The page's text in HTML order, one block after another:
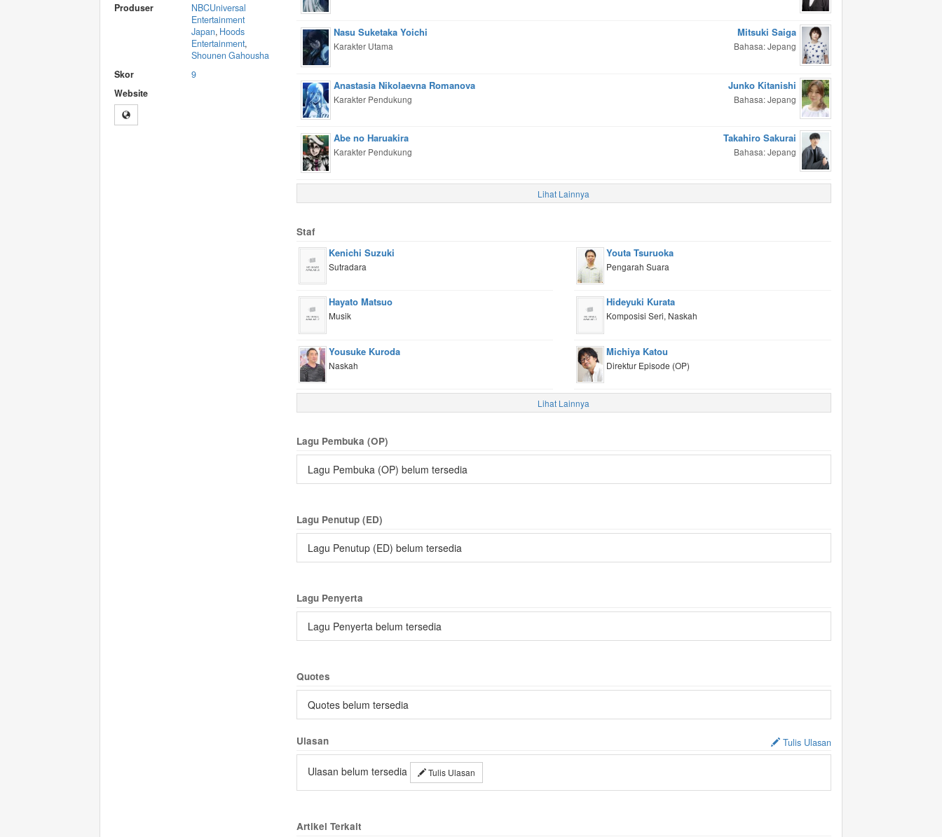
Produser
NBCUniversal
Entertainment
Japan, Hoods
Entertainment,
Shounen Gahousha
Skor
9
Website
Nasu Suketaka Yoichi
Karakter Utama
Mitsuki Saiga
Bahasa: Jepang
Anastasia Nikolaevna Romanova
Karakter Pendukung
Junko Kitanishi
Bahasa: Jepang
Abe no Haruakira
Karakter Pendukung
Takahiro Sakurai
Bahasa: Jepang
Lihat Lainnya
Staf
Kenichi Suzuki
Sutradara
Youta Tsuruoka
Pengarah Suara
Hayato Matsuo
Musik
Hideyuki Kurata
Komposisi Seri, Naskah
Yousuke Kuroda
Naskah
Michiya Katou
Direktur Episode (OP)
Lihat Lainnya
Lagu Pembuka (OP)
Lagu Pembuka (OP) belum tersedia
Lagu Penutup (ED)
Lagu Penutup (ED) belum tersedia
Lagu Penyerta
Lagu Penyerta belum tersedia
Quotes
Quotes belum tersedia
Ulasan Tulis Ulasan
Ulasan belum tersedia Tulis Ulasan
Artikel Terkait